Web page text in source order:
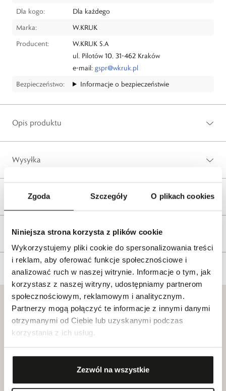
Zgoda Szczegóły O plikach cookies
Niniejsza strona korzysta z plików cookie
Wykorzystujemy pliki cookie do spersonalizowania treści
i reklam, aby oferować funkcje społecznościowe i
analizować ruch w naszej witrynie. Informacje o tym, jak
korzystasz z naszej witryny, udostępniamy partnerom
społecznościowym, reklamowym i analitycznym.
Partnerzy mogą połączyć te informacje z innymi danymi
otrzymanymi od Ciebie lub uzyskanymi podczas
korzystania z ich usług.
Zezwól na wszystkie
Dla kogo:
Dla każdego
Marka:
W.KRUK
Producent:
W.KRUK S.A
ul. Pilotów 10, 31-462 Kraków
e-mail: gspr@wkruk.pl
Bezpieczeństwo:
Informacje o bezpieczeństwie
Opis produktu
Wysyłka
Reklamacje i zwroty
Tagi
Przyjaciół
W.KRUK
Dołącz
Katalogi